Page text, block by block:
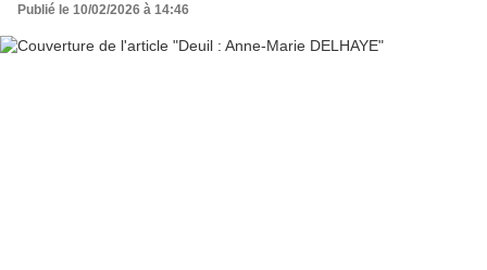
Publié le 10/02/2026 à 14:46